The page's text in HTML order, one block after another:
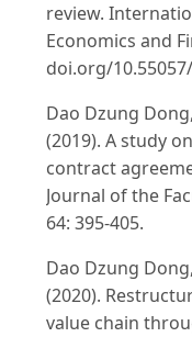
review.
Economics and
doi.org/
Dao Dzung
(2019). A study
contract
Journal of the
64: 395-405.
Dao Dzung
(2020).
value chain